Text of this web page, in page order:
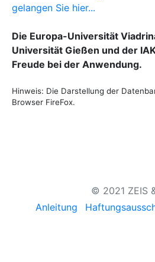
gelangen Sie hier...
Die Europa-Universität
Universität Gießen und der
Freude bei der Anwendung.
Hinweis: Die Darstellung der
Browser FireFox.
© 2021 ZEIS
Anleitung